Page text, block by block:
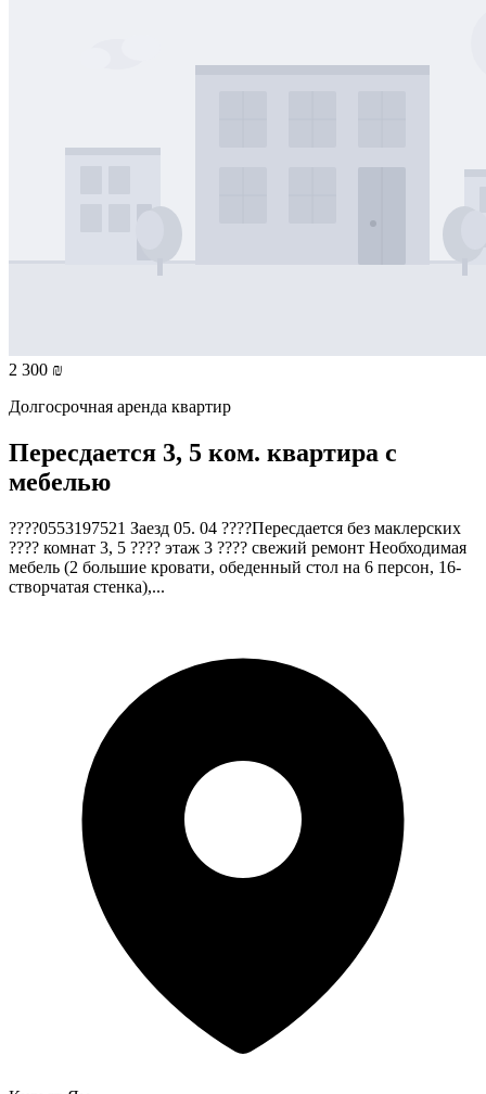
2 300 ₪
Долгосрочная аренда квартир
Пересдается 3, 5 ком. квартира с
мебелью
????0553197521 Заезд 05. 04 ????Пересдается без маклерских
???? комнат 3, 5 ???? этаж 3 ???? свежий ремонт Необходимая
мебель (2 большие кровати, обеденный стол на 6 персон, 16-
створчатая стенка),...